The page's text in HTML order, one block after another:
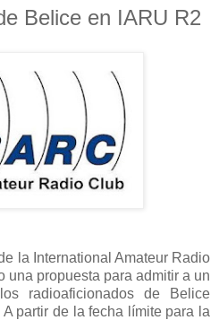
Belice en IARU R2
la International Amateur Radio
una propuesta para admitir a un
radioaficionados de Belice
partir de la fecha límite para la